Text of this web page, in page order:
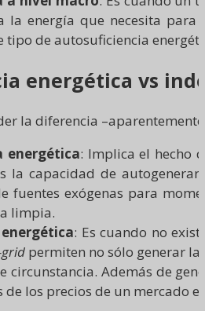
la energía que necesita
tipo de autosuficiencia
energética vs
la diferencia
energética: Implica el hecho
la capacidad de
fuentes exógenas para
limpia.
: Es cuando no
permiten no sólo generar
circunstancia. Además de
de los precios de un mercado